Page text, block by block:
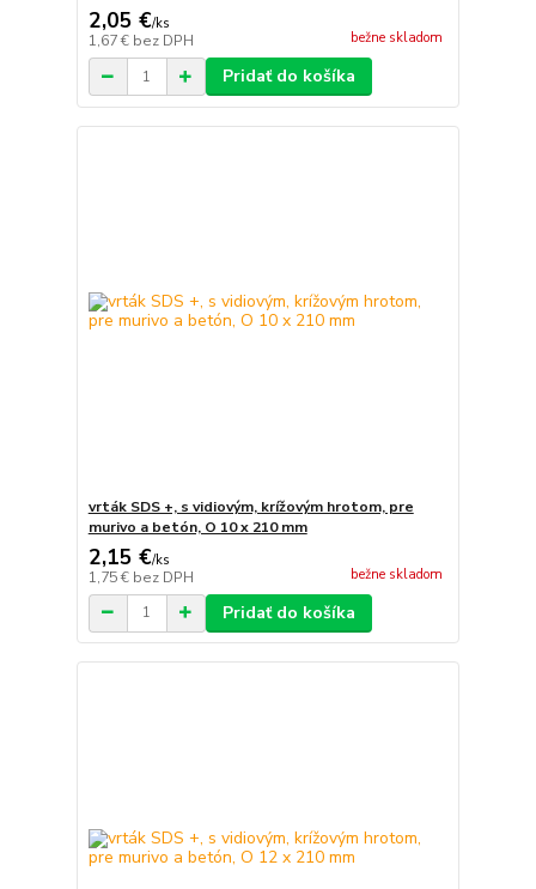
2,05 €/ks
1,67 € bez DPH bežne skladom
Pridať do košíka
vrták SDS +, s vidiovým, krížovým hrotom, pre
murivo a betón, O 10 x 210 mm
2,15 €/ks
1,75 € bez DPH bežne skladom
Pridať do košíka